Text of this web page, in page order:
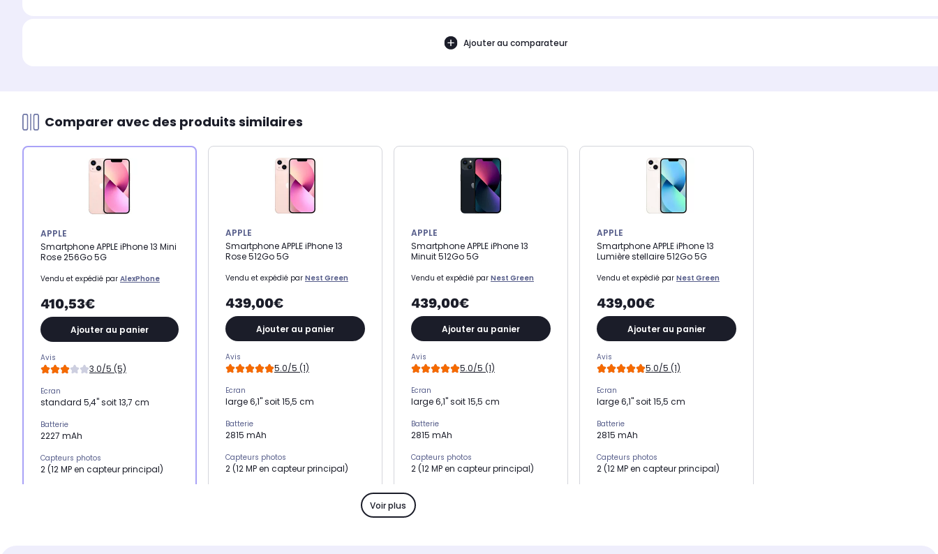
Ajouter au comparateur
Comparer avec des produits similaires
APPLE
Smartphone APPLE iPhone 13 Mini
Rose 256Go 5G
Vendu et expédié par AlexPhone
410,53€
Ajouter au panier
Avis
3.0/5 (5)
Ecran
standard 5,4" soit 13,7 cm
Batterie
2227 mAh
Capteurs photos
2 (12 MP en capteur principal)
APPLE
Smartphone APPLE iPhone 13
Rose 512Go 5G
Vendu et expédié par Nest Green
439,00€
Ajouter au panier
Avis
5.0/5 (1)
Ecran
large 6,1" soit 15,5 cm
Batterie
2815 mAh
Capteurs photos
2 (12 MP en capteur principal)
APPLE
Smartphone APPLE iPhone 13
Minuit 512Go 5G
Vendu et expédié par Nest Green
439,00€
Ajouter au panier
Avis
5.0/5 (1)
Ecran
large 6,1" soit 15,5 cm
Batterie
2815 mAh
Capteurs photos
2 (12 MP en capteur principal)
4 Go
APPLE
Smartphone APPLE iPhone 13
Lumière stellaire 512Go 5G
Vendu et expédié par Nest Green
439,00€
Ajouter au panier
Avis
5.0/5 (1)
Ecran
large 6,1" soit 15,5 cm
Batterie
2815 mAh
Capteurs photos
2 (12 MP en capteur principal)
Voir plus